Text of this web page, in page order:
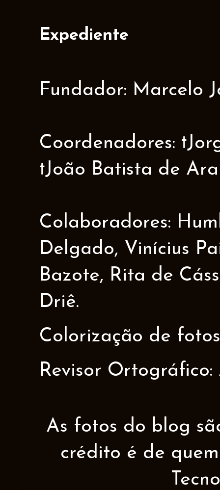
Expediente
Fundador: Marcelo
Coordenadores:
†João Batista de
Colaboradores:
Delgado, Vinícius
Bazote, Rita de
Driê.
Colorização de
Revisor Ortográfico:
As fotos do blog
crédito é de